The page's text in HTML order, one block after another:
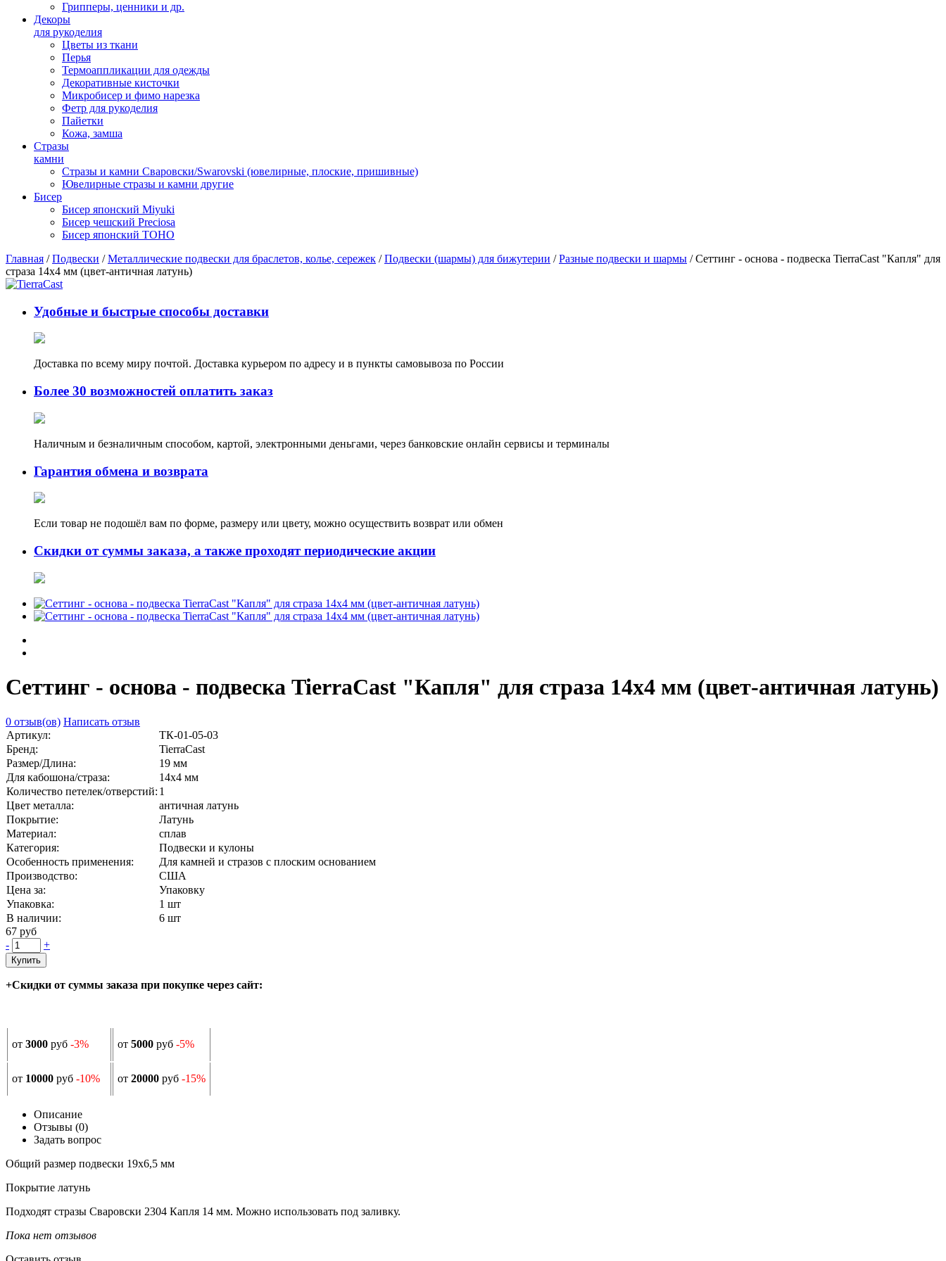
Грипперы, ценники и др.
Декоры
для рукоделия
Цветы из ткани
Перья
Термоаппликации для одежды
Декоративные кисточки
Микробисер и фимо нарезка
Фетр для рукоделия
Пайетки
Кожа, замша
Стразы
камни
Стразы и камни Сваровски/Swarovski (ювелирные, плоские, пришивные)
Ювелирные стразы и камни другие
Бисер
Бисер японский Miyuki
Бисер чешский Preciosa
Бисер японский TOHO
Главная /Подвески /Металлические подвески для браслетов, колье, сережек /Подвески (шармы) для бижутерии /Разные подвески и шармы / Сеттинг - основа - подвеска TierraCast "Капля" для
страза 14х4 мм (цвет-античная латунь)
Удобные и быстрые способы доставки
Доставка по всему миру почтой. Доставка курьером по адресу и в пункты самовывоза по России
Более 30 возможностей оплатить заказ
Наличным и безналичным способом, картой, электронными деньгами, через банковские онлайн сервисы и терминалы
Гарантия обмена и возврата
Если товар не подошёл вам по форме, размеру или цвету, можно осуществить возврат или обмен
Скидки от суммы заказа, а также проходят периодические акции
Сеттинг - основа - подвеска TierraCast "Капля" для страза 14х4 мм (цвет-античная латунь)
0 отзыв(ов) Написать отзыв
Артикул:
ТК-01-05-03
Бренд:
TierraCast
Размер/Длина:
19 мм
Для кабошона/страза:
14х4 мм
Количество петелек/отверстий: 1
Цвет металла:
античная латунь
Покрытие:
Латунь
Материал:
сплав
Категория:
Подвески и кулоны
Особенность применения:
Для камней и стразов с плоским основанием
Производство:
США
Цена за:
Упаковку
Упаковка:
1 шт
В наличии:
6 шт
67 руб
-
+
Купить
+Скидки от суммы заказа при покупке через сайт:
от 3000 руб -3% от 5000 руб -5%
от 10000 руб -10% от 20000 руб -15%
Описание
Отзывы (0)
Задать вопрос
Общий размер подвески 19х6,5 мм
Покрытие латунь
Подходят стразы Сваровски 2304 Капля 14 мм. Можно использовать под заливку.
Пока нет отзывов